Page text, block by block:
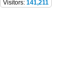
Visitors: 141,211